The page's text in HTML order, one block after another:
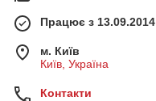
Працює з 13.09.2014
м. Київ
Київ, Україна
Контакти